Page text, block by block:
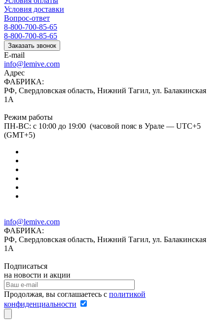
Условия доставки
Вопрос-ответ
8-800-700-85-65
8-800-700-85-65
Заказать звонок
E-mail
info@lemive.com
Адрес
ФАБРИКА:
РФ, Свердловская область, Нижний Тагил, ул. Балакинская
1А
Режим работы
ПН-ВС: с 10:00 до 19:00 (часовой пояс в Урале — UTC+5
(GMT+5)
info@lemive.com
ФАБРИКА:
РФ, Свердловская область, Нижний Тагил, ул. Балакинская
1А
Подписаться
на новости и акции
Продолжая, вы соглашаетесь с политикой
конфиденциальности